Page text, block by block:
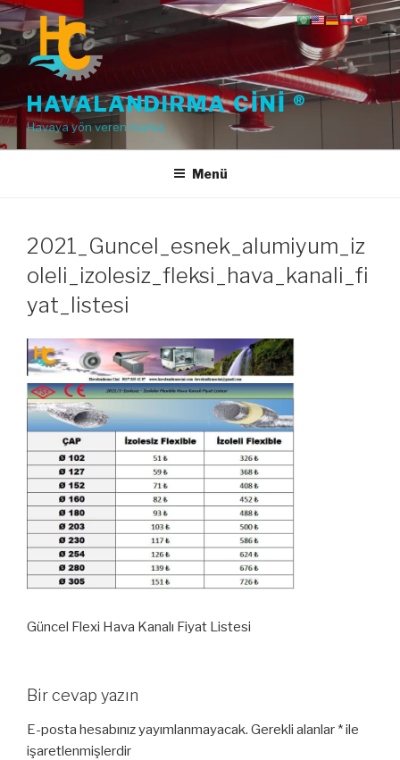
İçeriğe
geç
HAVALANDIRMA CINI ®
Havaya yön veren marka
Menü
2021_Guncel_esnek_alumiyum_iz
oleli_izolesiz_fleksi_hava_kanali_fi
yat_listesi
Güncel Flexi Hava Kanalı Fiyat Listesi
Bir cevap yazın
E-posta hesabınız yayımlanmayacak. Gerekli alanlar *ile
işaretlenmişlerdir